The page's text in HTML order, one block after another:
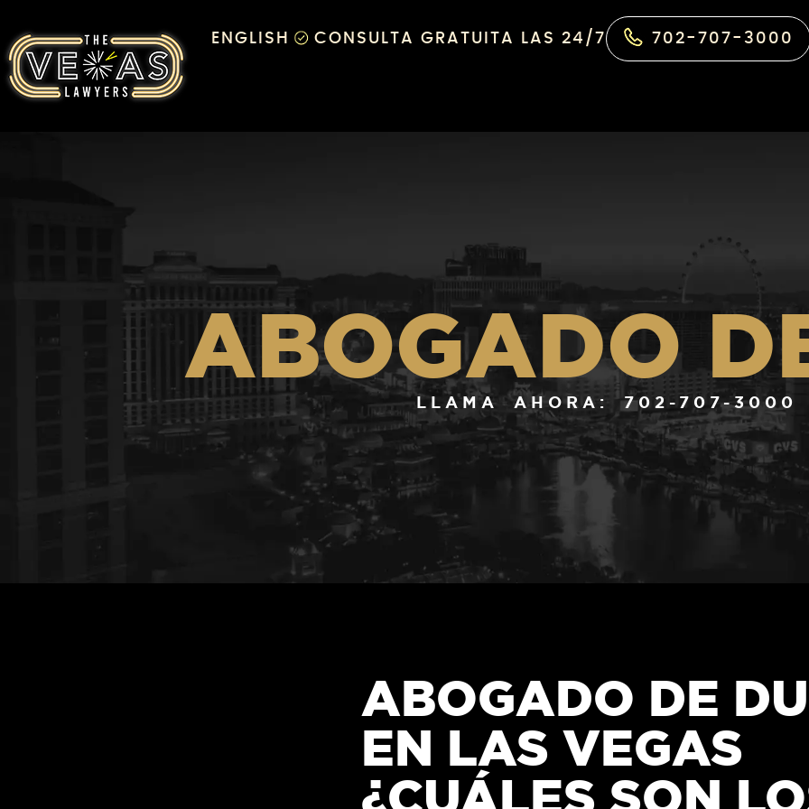
ENGLISH CONSULTA GRATUITA LAS 24/7 702-707-3000
ABOGADO
LLAMA AHORA: 702-707-3000
ABOGADO DE
EN LAS VEGAS